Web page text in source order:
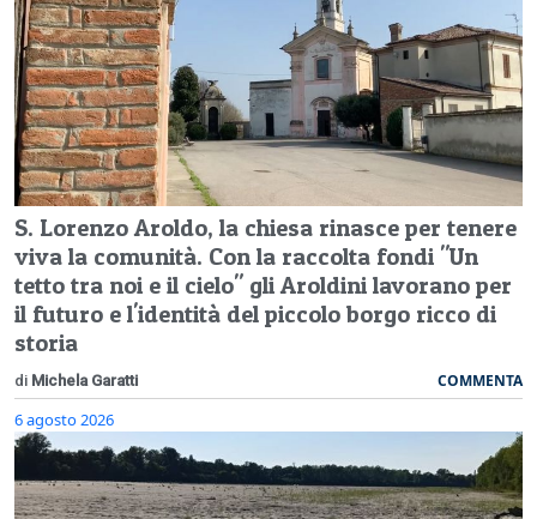
S. Lorenzo Aroldo, la chiesa rinasce per tenere
viva la comunità. Con la raccolta fondi "Un
tetto tra noi e il cielo" gli Aroldini lavorano per
il futuro e l'identità del piccolo borgo ricco di
storia
di Michela Garatti COMMENTA
6 agosto 2026